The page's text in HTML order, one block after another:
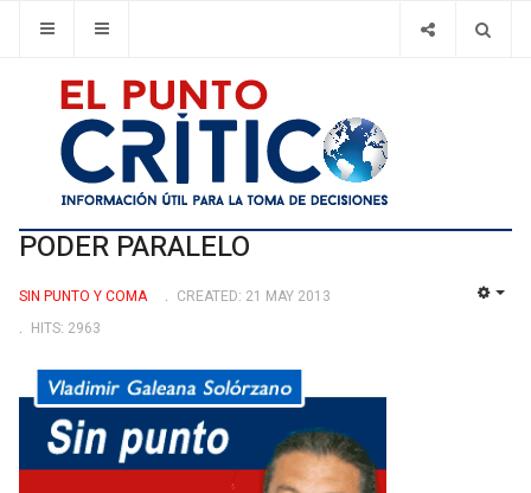
PODER PARALELO
SIN PUNTO Y COMA
CREATED: 21 MAY 2013
HITS: 2963